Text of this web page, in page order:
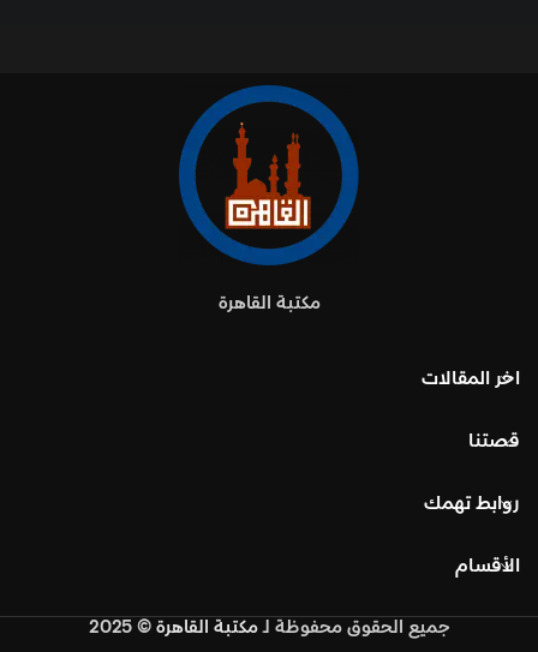
مكتبة القاهرة
اخر المقالات
قصتنا
روابط تهمك
الأقسام
جميع الحقوق محفوظة لـمكتبة القاهرة © 2025